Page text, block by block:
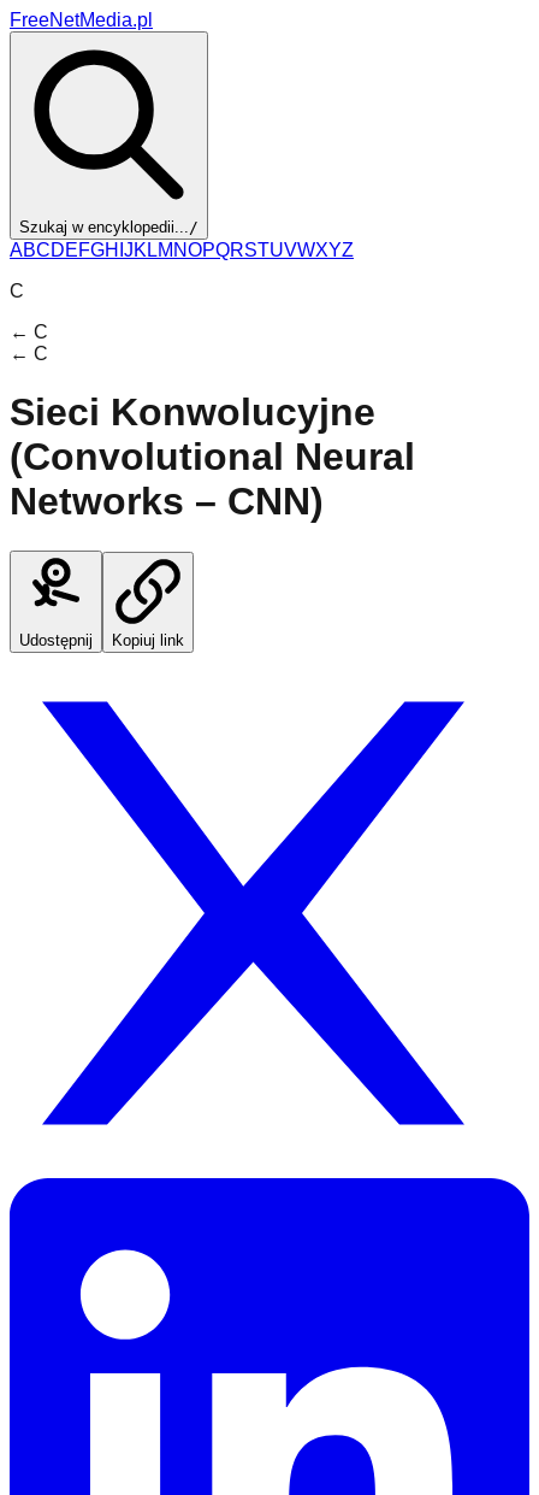
FreeNetMedia.pl
Szukaj w encyklopedii.../
ABCDEFGH JK LM NOPQRSTUVWXYZ
C
← C
← C
Sieci Konwolucyjne
(Convolutional Neural
Networks – CNN)
Udostępnij Kopiuj link